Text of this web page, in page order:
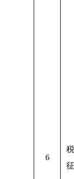
6